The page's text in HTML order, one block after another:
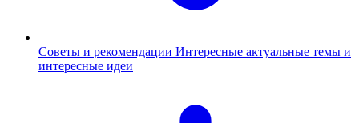
Советы и рекомендации Интересные актуальные темы и
интересные идеи